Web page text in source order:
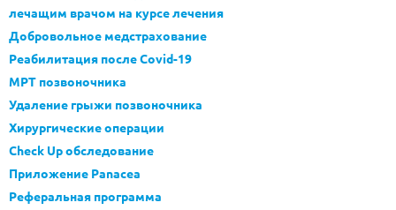
лечащим врачом на курсе лечения
Добровольное медстрахование
Реабилитация после Covid-19
МРТ позвоночника
Удаление грыжи позвоночника
Хирургические операции
Check Up обследование
Приложение Panacea
Реферальная программа